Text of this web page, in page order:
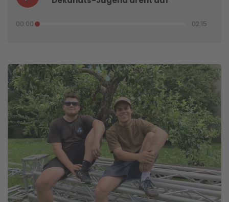
00:00 02:15